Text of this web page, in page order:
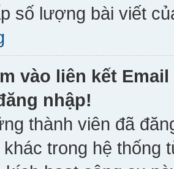
số lượng bài viết
vào liên kết
nhập!
thành viên đã
trong hệ thống